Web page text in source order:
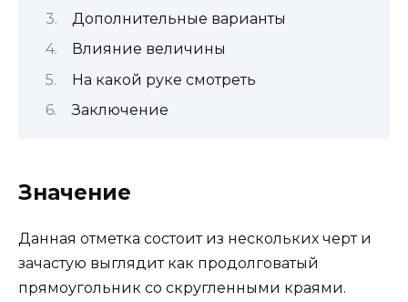
Дополнительные варианты
Влияние величины
На какой руке смотреть
Заключение
Значение
Данная отметка состоит из нескольких черт и
зачастую выглядит как продолговатый
прямоугольник со скругленными краями.